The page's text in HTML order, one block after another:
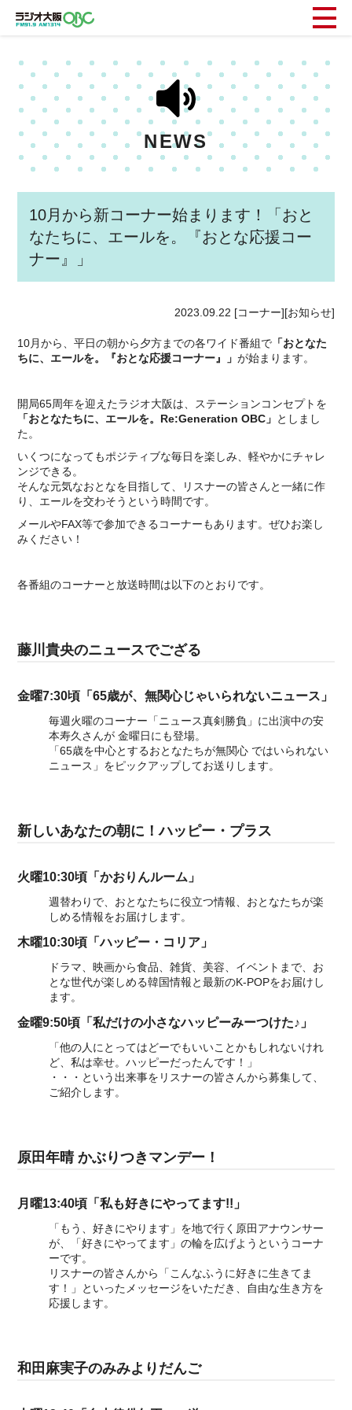
NEWS
10月から新コーナー始まります！「おと
なたちに、エールを。『おとな応援コー
ナー』」
2023.09.22 [コーナー][お知らせ]
10月から、平日の朝から夕方までの各ワイド番組で 「おとなた
ちに、エールを。『おとな応援コーナー』」が始まります。
開局65周年を迎えたラジオ大阪は、ステーションコンセプトを
「おとなたちに、エールを。Re:Generation OBC」 としまし
た。
いくつになってもポジティブな毎日を楽しみ、軽やかにチャレ
ンジできる。
そんな元気なおとなを目指して、リスナーの皆さんと一緒に作
り、エールを交わそうという時間です。
メールやFAX等で参加できるコーナーもあります。ぜひお楽し
みください！
各番組のコーナーと放送時間は以下のとおりです。
藤川貴央のニュースでござる
金曜7:30頃「65歳が、無関心じゃいられないニュース」
毎週火曜のコーナー「ニュース真剣勝負」に出演中の安
本寿久さんが 金曜日にも登場。
「65歳を中心とするおとなたちが無関心 ではいられない
ニュース」をピックアップしてお送りします。
新しいあなたの朝に！ハッピー・プラス
火曜10:30頃「かおりんルーム」
週替わりで、おとなたちに役立つ情報、おとなたちが楽
しめる情報をお届けします。
木曜10:30頃「ハッピー・コリア」
ドラマ、映画から食品、雑貨、美容、イベントまで、お
とな世代が楽しめる韓国情報と最新のK-POPをお届けし
ます。
金曜9:50頃「私だけの小さなハッピーみーつけた♪」
「他の人にとってはどーでもいいことかもしれないけれ
ど、私は幸せ。ハッピーだったんです！」
・・・という出来事をリスナーの皆さんから募集して、
ご紹介します。
原田年晴 かぶりつきマンデー！
月曜13:40頃「私も好きにやってます!!」
「もう、好きにやります」を地で行く原田アナウンサー
が、「好きにやってます」の輪を広げようというコーナ
ーです。
リスナーの皆さんから「こんなふうに好きに生きてま
す！」といったメッセージをいただき、自由な生き方を
応援します。
和田麻実子のみみよりだんご